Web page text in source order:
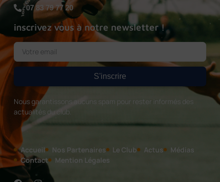
07 83 79 77 20
inscrivez vous à notre newsletter !
S'inscrire
Nous garantissons aucuns spam pour rester informés des
actualités du club.
Accueil Nos Partenaires Le Club Actus
Médias
Contact
Mention Légales